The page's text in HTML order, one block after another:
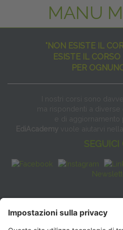
MANU
"NON ESISTE IL
ESISTE IL
PER
I nostri corsi sono
ma rispondenti a diverse
e di aggiornamento
EdiAcademy vuole aiutarvi
SEGUICI
FAQ